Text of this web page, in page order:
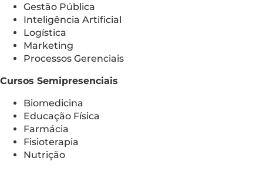
Gestão Pública
Inteligência Artificial
Logística
Marketing
Processos Gerenciais
Cursos Semipresenciais
Biomedicina
Educação Física
Farmácia
Fisioterapia
Nutrição